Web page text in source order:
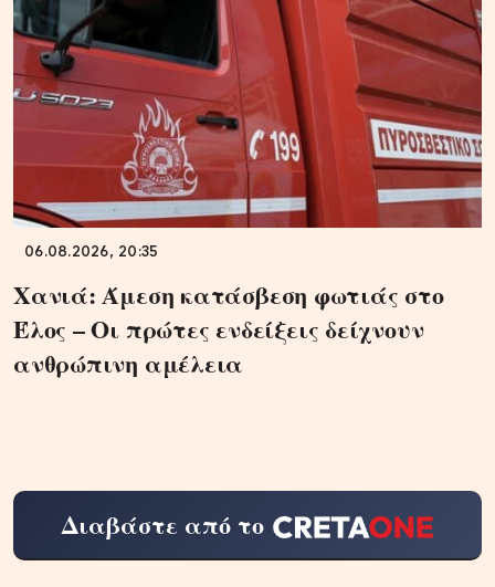
06.08.2026, 20:35
Χανιά: Άμεση κατάσβεση φωτιάς στο
Έλος – Οι πρώτες ενδείξεις δείχνουν
ανθρώπινη αμέλεια
Διαβάστε από το